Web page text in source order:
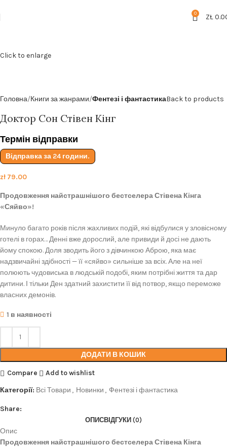
0 ZŁ
Click to enlarge
Головна Книги за жанрами Фентезі і фантастикаBack to products
Доктор Сон Стівен Кінг
Термін відправки
Відправка за 24 години.
zł 79.00
Продовження найстрашнішого бестселера Стівена Кінга
«Сяйво»!
Минуло багато років після жахливих подій, які відбулися у зловісному
готелі в горах… Денні вже дорослий, але привиди й досі не дають
йому спокою. Доля зводить його з дівчинкою Аброю, яка має
надзвичайні здібності — її «сяйво» сильніше за всіх. Але на неї
полюють чудовиська в людській подобі, яким потрібні життя та дар
дитини. І тільки Ден здатний захистити її від потвор, якщо переможе
власних демонів.
1 в наявності
ДОДАТИ В КОШИК
Compare
Add to wishlist
Категорії: Всі Товари , Новинки , Фентезі і фантастика
Share:
ОПИСВІДГУКИ (0)
Опис
Продовження найстрашнішого бестселера Стівена Кінга